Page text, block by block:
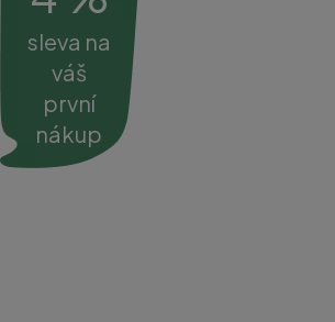
sleva na
váš
první
nákup